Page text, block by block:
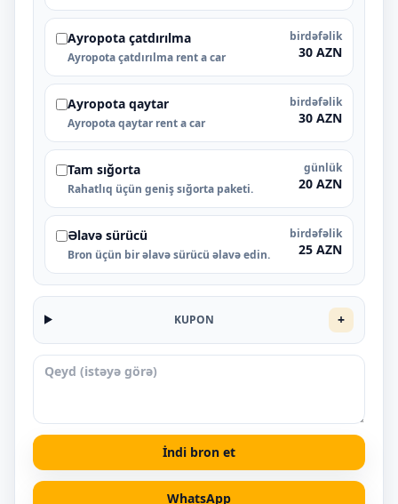
Ayropota çatdırılma
Ayropota çatdırılma rent a car
birdəfəlik
30 AZN
Ayropota qaytar
Ayropota qaytar rent a car
birdəfəlik
30 AZN
Tam sığorta
Rahatlıq üçün geniş sığorta paketi.
günlük
20 AZN
Əlavə sürücü
Bron üçün bir əlavə sürücü əlavə edin.
birdəfəlik
25 AZN
KUPON +
İndi bron et
WhatsApp